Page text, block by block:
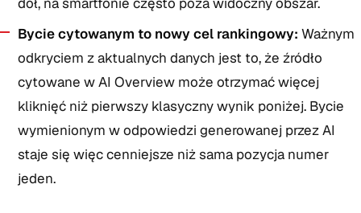
Bycie cytowanym to nowy cel rankingowy: Ważnym
odkryciem z aktualnych danych jest to, że źródło
cytowane w AI Overview może otrzymać więcej
kliknięć niż pierwszy klasyczny wynik poniżej. Bycie
wymienionym w odpowiedzi generowanej przez AI
staje się więc cenniejsze niż sama pozycja numer
jeden.